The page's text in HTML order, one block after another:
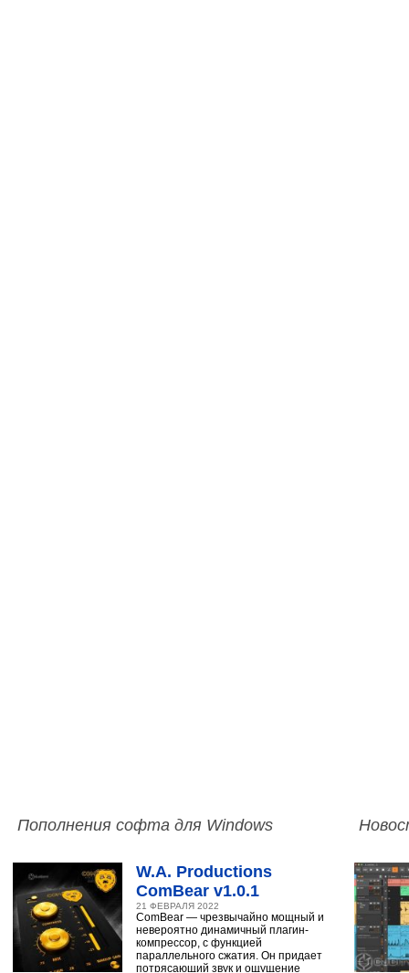
Пополнения софта для Windows
W.A. Productions
ComBear v1.0.1
21 ФЕВРАЛЯ 2022
ComBear — чрезвычайно мощный и
невероятно динамичный плагин-
компрессор, с функцией
параллельного сжатия. Он придает
потрясающий звук и ощущение